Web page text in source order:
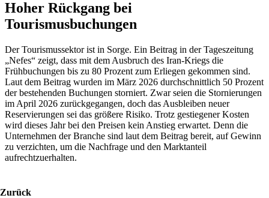
Hoher Rückgang bei
Tourismusbuchungen
Der Tourismussektor ist in Sorge. Ein Beitrag in der Tageszeitung
„Nefes“ zeigt, dass mit dem Ausbruch des Iran-Kriegs die
Frühbuchungen bis zu 80 Prozent zum Erliegen gekommen sind.
Laut dem Beitrag wurden im März 2026 durchschnittlich 50 Prozent
der bestehenden Buchungen storniert. Zwar seien die Stornierungen
im April 2026 zurückgegangen, doch das Ausbleiben neuer
Reservierungen sei das größere Risiko. Trotz gestiegener Kosten
wird dieses Jahr bei den Preisen kein Anstieg erwartet. Denn die
Unternehmen der Branche sind laut dem Beitrag bereit, auf Gewinn
zu verzichten, um die Nachfrage und den Marktanteil
aufrechtzuerhalten.
Zurück